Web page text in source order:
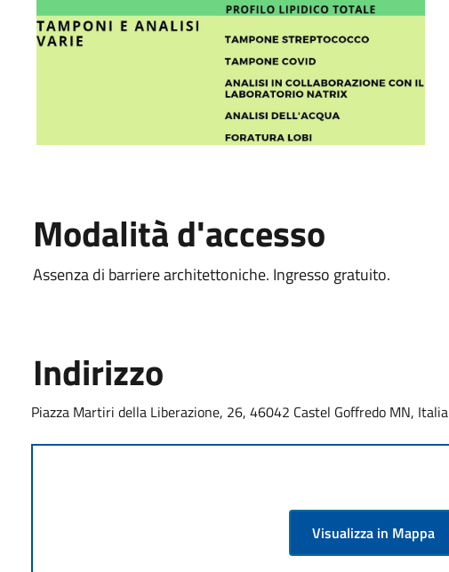
Modalità d'accesso
Assenza di barriere architettoniche. Ingresso gratuito.
Indirizzo
Piazza Martiri della Liberazione, 26, 46042 Castel Goffredo MN, Italia
Visualizza in Mappa